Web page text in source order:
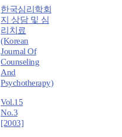
한국심리학회
지 상담 및 심
리치료
(Korean
Journal Of
Counseling
And
Psychotherapy)
Vol.15
No.3
[2003]